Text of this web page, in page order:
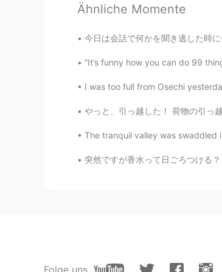
Buddy
Naomi
Great shots! 🌈🌈🌈
Ähnliche Momente
今日は会話で何かを聞き逃した時に使えるフレーズを紹介するね
“It’s funny how you can do 99
I was too full from Osechi
やっと、引っ越した！ 荷物の引っ越しとか、インターネット
The tranquil valley was
突然ですが香水って日ごろつける？ 日本でどんな香水は人気？
Folge uns